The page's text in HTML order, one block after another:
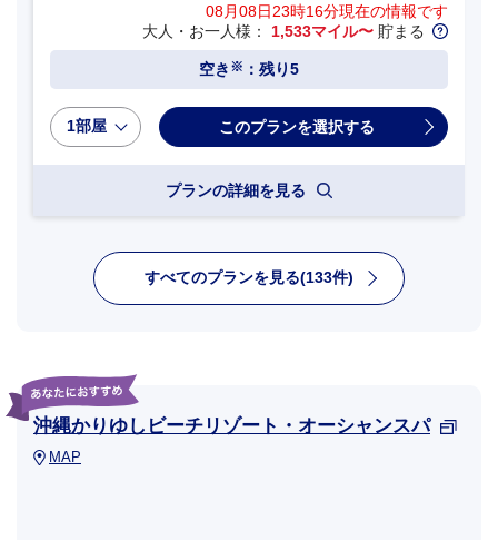
08月08日23時16分現在の情報です
大人・お一人様： 1,533マイル〜 貯まる
空き ※ ：残り5
1部屋
プランの詳細を見る
すべてのプランを見る(133件)
沖縄かりゆしビーチリゾート・オーシャンスパ
MAP